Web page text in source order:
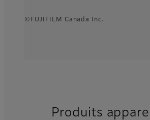
©FUJIFILM Canada Inc.
Produits